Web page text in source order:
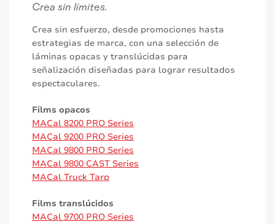
Crea sin límites.
Crea sin esfuerzo, desde promociones hasta
estrategias de marca, con una selección de
láminas opacas y translúcidas para
señalización diseñadas para lograr resultados
espectaculares.
Films opacos
MACal 8200 PRO Series
MACal 9200 PRO Series
MACal 9800 PRO Series
MACal 9800 CAST Series
MACal Truck Tarp
Films translúcidos
MACal 9700 PRO Series